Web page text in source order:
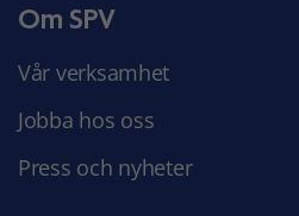
Om SPV
Vår verksamhet
Jobba hos oss
Press och nyheter